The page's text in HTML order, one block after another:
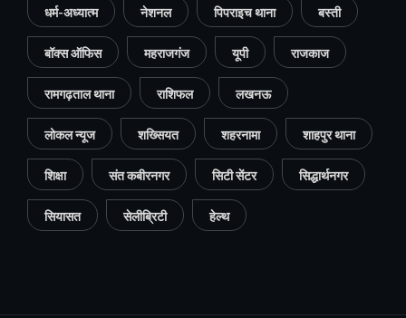
धर्म-अध्यात्म नेशनल पिपराइच थाना बस्ती
बॉक्स ऑफिस महराजगंज यूपी राजकाज
रामगढ़ताल थाना राशिफल लखनऊ
लोकल न्यूज शख्सियत शहरनामा शाहपुर थाना
शिक्षा संत कबीरनगर सिटी सेंटर सिद्धार्थनगर
सियासत सेलीब्रिटी हेल्थ